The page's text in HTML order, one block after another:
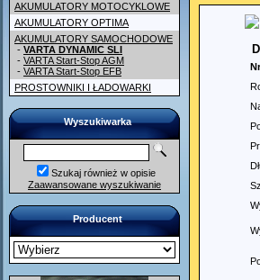
AKUMULATORY MOTOCYKLOWE
AKUMULATORY OPTIMA
AKUMULATORY SAMOCHODOWE
- VARTA DYNAMIC SLI
- VARTA Start-Stop AGM
- VARTA Start-Stop EFB
PROSTOWNIKI I ŁADOWARKI
Wyszukiwarka
Szukaj również w opisie
Zaawansowane wyszukiwanie
Producent